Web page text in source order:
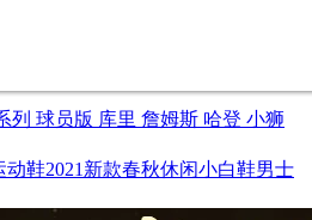
列 球员版 库里 詹姆斯 哈登 小狮
鞋2021新款春秋休闲小白鞋男士